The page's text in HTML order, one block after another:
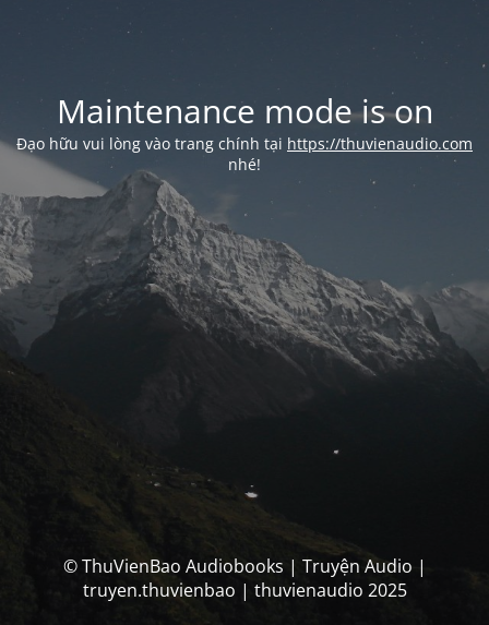
Maintenance mode is on
Đạo hữu vui lòng vào trang chính tại https://thuvienaudio.com
nhé!
© ThuVienBao Audiobooks | Truyện Audio |
truyen.thuvienbao | thuvienaudio 2025